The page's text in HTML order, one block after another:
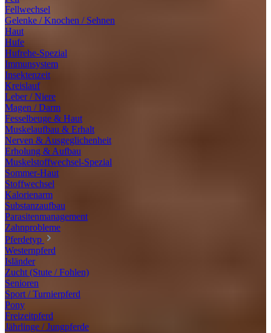
Fellwechsel
Gelenke / Knochen / Sehnen
Haut
Hufe
Hufrehe-Spezial
Immunsystem
Insektenzeit
Kreislauf
Leber / Niere
Magen / Darm
Fesselbeuge & Haut
Muskelaufbau & Erhalt
Nerven & Ausgeglichenheit
Erholung & Aufbau
Muskelstoffwechsel-Spezial
Sommer-Haut
Stoffwechsel
Kalorienarm
Substanzaufbau
Parasitenmanagement
Zahnprobleme
Pferdetyp
Westernpferd
Isländer
Zucht (Stute / Fohlen)
Senioren
Sport / Turnierpferd
Pony
Freizeitpferd
Jährlinge / Jungpferde